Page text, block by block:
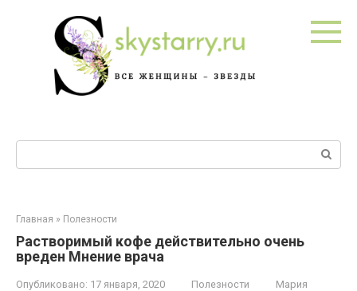
Поиск:
Главная » Полезности
Растворимый кофе действительно очень
вреден Мнение врача
Опубликовано: 17 января, 2020 Полезности
Мария